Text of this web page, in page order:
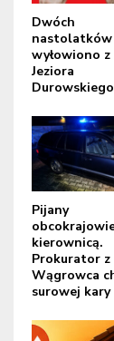
Dwóch
nastolatków
wyłowiono z
Jeziora
Durowskiego
Pijany
kierownicą.
Prokurator z
Wągrowca
surowej kary